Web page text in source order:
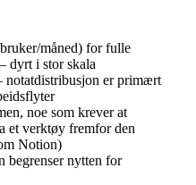
måned) for fulle
dyrt i stor skala
notatdistribusjon er primært
noe som krever at
et verktøy fremfor den
Notion)
begrenser nytten for